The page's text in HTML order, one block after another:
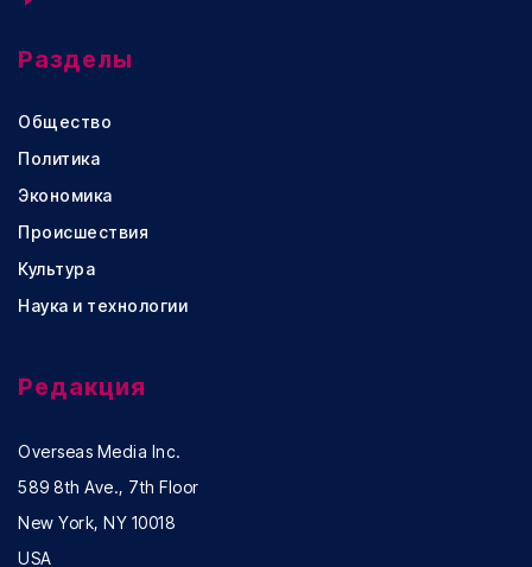
Разделы
Общество
Политика
Экономика
Происшествия
Культура
Наука и технологии
Редакция
Overseas Media Inc.
589 8th Ave., 7th Floor
New York, NY 10018
USA